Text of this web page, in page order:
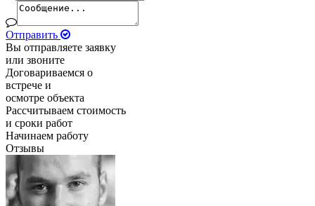
Отправить
Вы отправляете заявку
или звоните
Договариваемся о
встрече и
осмотре объекта
Рассчитываем стоимость
и сроки работ
Начинаем работу
Отзывы